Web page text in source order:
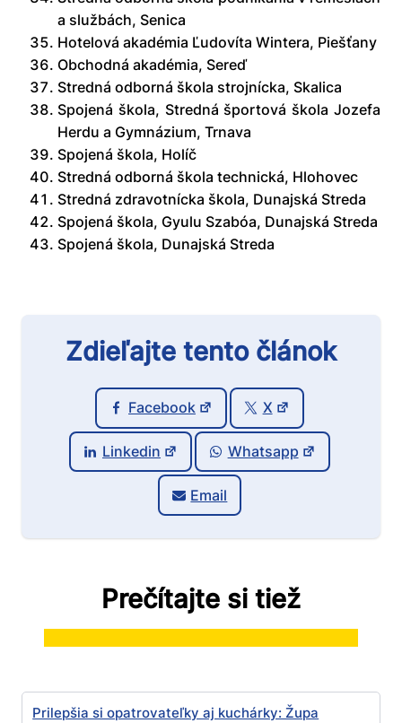
a službách, Senica
Hotelová akadémia Ľudovíta Wintera, Piešťany
Obchodná akadémia, Sereď
Stredná odborná škola strojnícka, Skalica
Spojená škola, Stredná športová škola Jozefa
Herdu a Gymnázium, Trnava
Spojená škola, Holíč
Stredná odborná škola technická, Hlohovec
Stredná zdravotnícka škola, Dunajská Streda
Spojená škola, Gyulu Szabóa, Dunajská Streda
Spojená škola, Dunajská Streda
Zdieľajte tento článok
Facebook X
Linkedin Whatsapp
Email
Prečítajte si tiež
Prilepšia si opatrovateľky aj kuchárky: Župa